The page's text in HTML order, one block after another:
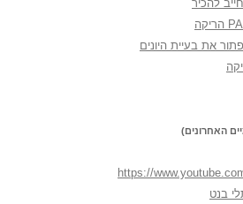
להכיר
את בעיית היונים
האחרונים)
https://
בנט